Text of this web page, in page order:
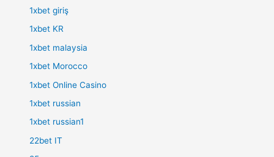
1xbet giriş
1xbet KR
1xbet malaysia
1xbet Morocco
1xbet Online Casino
1xbet russian
1xbet russian1
22bet IT